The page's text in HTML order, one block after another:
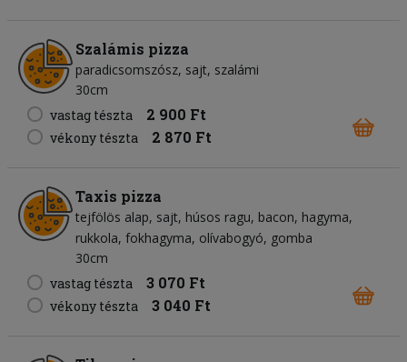
Szalámis pizza
paradicsomszósz sajt szalámi
30cm
vastag tészta
2 900 Ft
vékony tészta 2 870 Ft
Taxis pizza
tejfölös alap sajt húsos ragu bacon hagyma
rukkola fokhagyma olívabogyó gomba
30cm
vastag tészta
3 070 Ft
vékony tészta 3 040 Ft